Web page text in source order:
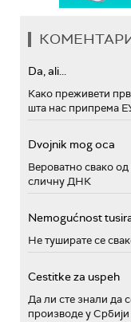
Da, ali...
Како преживети
шта нас припрема
Dvojnik mog oca
Вероватно свако од
сличну ДНК
Nemogućnost
Не туширате се
Cestitke za uspeh
Да ли сте знали да
производе у Србији